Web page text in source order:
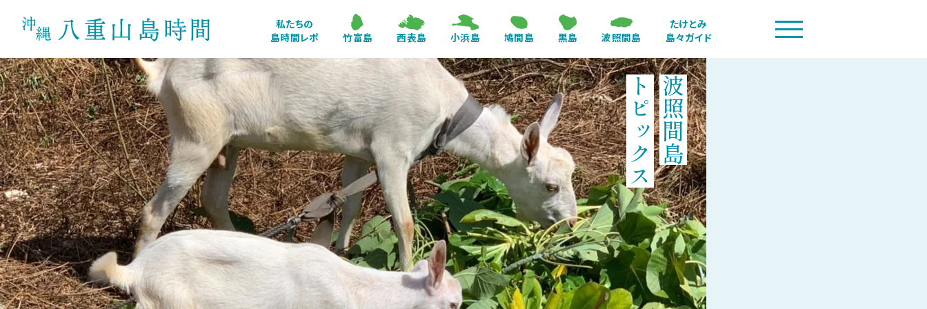
私たちの
島時間レポ
竹富島 西表島 小浜島 鳩間島 黒島 波照間島
たけとみ
島々ガイド
波照間島
トピックス